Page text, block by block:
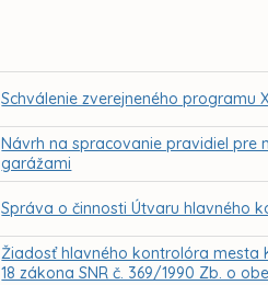
Schválenie zverejneného programu
Návrh na spracovanie pravidiel
garážami
Správa o činnosti Útvaru hlavného
Žiadosť hlavného kontrolóra mesta
18 zákona SNR č. 369/1990 Zb. o